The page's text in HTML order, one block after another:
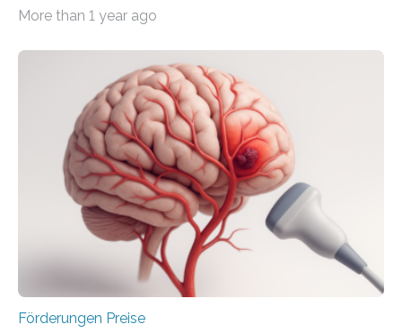
Überplanmäßige Verpflichtungsermächtigungen in
Woche vom Haushaltsausschuss freigegeben – unter
anderem zur Unterstützung der
Industrieforschungsprogramme Industrielle
Gemeinschaftsforschung (IGF), Zentrales
Innovationsprogramm Mittelstand (ZIM) und
Innovationskompetenz INNO-KOM. Auf dem
Innovationstag Mittelstand 2025 am 5. Juni 2025 in
Berlin überbrachte das Bundesministerium für
Wirtschaft und Energie eine gute Nachricht:
Überplanmäßige Verpflichtungsermächtigungen in
More than 1 year ago
Förderungen Preise